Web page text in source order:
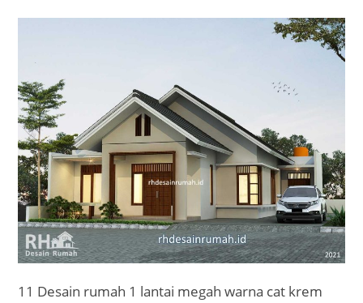
11 Desain rumah 1 lantai megah warna cat krem